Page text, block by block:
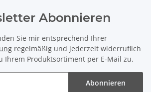
Abonnieren
Sie mir entsprechend Ihrer
regelmäßig und jederzeit widerruflich
Ihrem Produktsortiment per E-Mail zu.
Abonnieren